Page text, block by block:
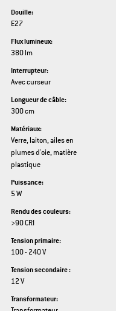
Douille:
E27
Flux lumineux:
380 lm
Interrupteur:
Avec curseur
Longueur de câble:
300 cm
Matériaux:
Verre, laiton, ailes en
plumes d'oie, matière
plastique
Puissance:
5 W
Rendu des couleurs:
>90 CRI
Tension primaire:
100 - 240 V
Tension secondaire :
12 V
Transformateur: